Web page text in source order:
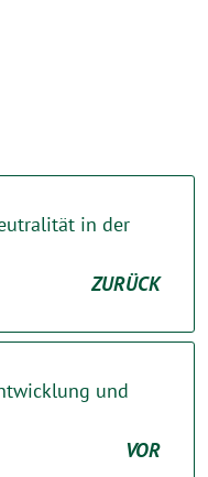
in der
ZURÜCK
und
VOR